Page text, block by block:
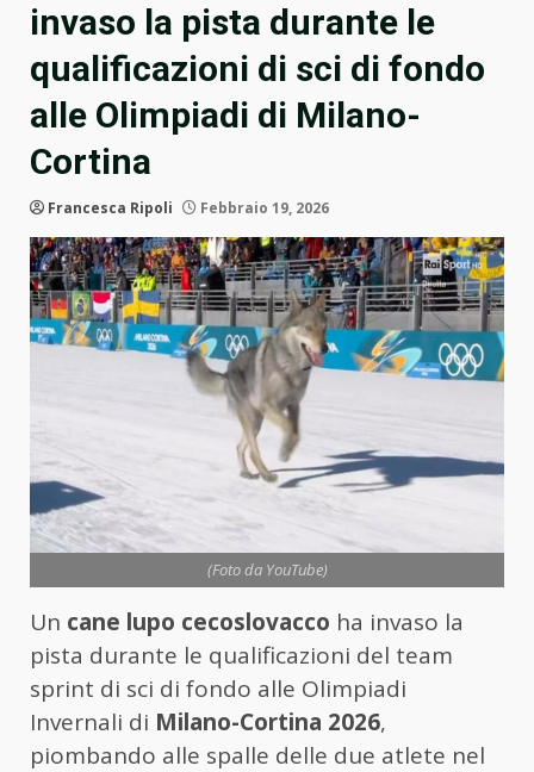
invaso la pista durante le
qualificazioni di sci di fondo
alle Olimpiadi di Milano-
Cortina
Francesca Ripoli Febbraio 19, 2026
(Foto da YouTube)
Un cane lupo cecoslovacco ha invaso la
pista durante le qualificazioni del team
sprint di sci di fondo alle Olimpiadi
Invernali di Milano-Cortina 2026,
piombando alle spalle delle due atlete nel